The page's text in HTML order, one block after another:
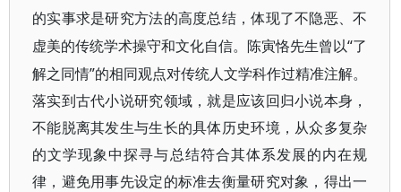
的实事求是研究方法的高度总结，体现了不隐恶、不
虚美的传统学术操守和文化自信。陈寅恪先生曾以“了
解之同情”的相同观点对传统人文学科作过精准注解。
落实到古代小说研究领域，就是应该回归小说本身，
不能脱离其发生与生长的具体历史环境，从众多复杂
的文学现象中探寻与总结符合其体系发展的内在规
律，避免用事先设定的标准去衡量研究对象，得出一